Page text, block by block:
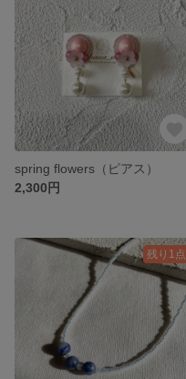
spring flowers（ピアス）
2,300円
残り1点